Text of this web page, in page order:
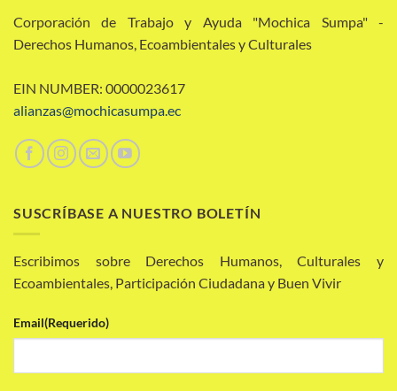
Corporación de Trabajo y Ayuda "Mochica Sumpa" -
Derechos Humanos, Ecoambientales y Culturales
EIN NUMBER: 0000023617
alianzas@mochicasumpa.ec
SUSCRÍBASE A NUESTRO BOLETÍN
Escribimos sobre Derechos Humanos, Culturales y
Ecoambientales, Participación Ciudadana y Buen Vivir
Email(Requerido)